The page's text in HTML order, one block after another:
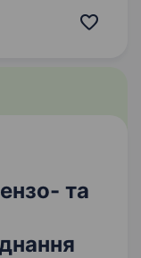
і сервісних
та